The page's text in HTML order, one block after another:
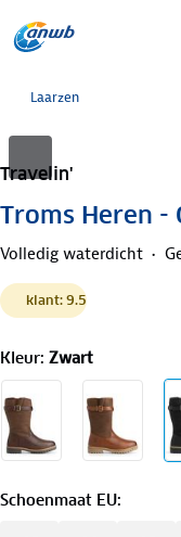
Laarzen
Travelin'
Troms Heren -
Volledig waterdicht
klant: 9.5
Kleur: Zwart
Schoenmaat EU: